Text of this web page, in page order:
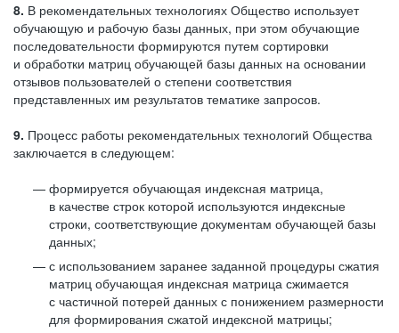
8. В рекомендательных технологиях Общество использует
обучающую и рабочую базы данных, при этом обучающие
последовательности формируются путем сортировки
и обработки матриц обучающей базы данных на основании
отзывов пользователей о степени соответствия
представленных им результатов тематике запросов.
9. Процесс работы рекомендательных технологий Общества
заключается в следующем:
формируется обучающая индексная матрица,
в качестве строк которой используются индексные
строки, соответствующие документам обучающей базы
данных;
с использованием заранее заданной процедуры сжатия
матриц обучающая индексная матрица сжимается
с частичной потерей данных с понижением размерности
для формирования сжатой индексной матрицы;